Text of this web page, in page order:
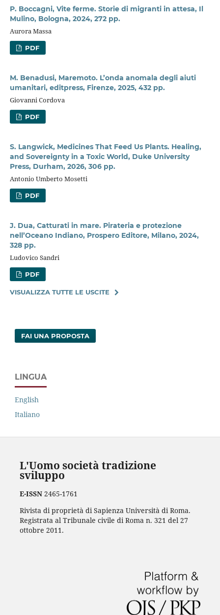
P. Boccagni, Vite ferme. Storie di migranti in attesa, Il
Mulino, Bologna, 2024, 272 pp.
Aurora Massa
PDF
M. Benadusi, Maremoto. L’onda anomala degli aiuti
umanitari, editpress, Firenze, 2025, 432 pp.
Giovanni Cordova
PDF
S. Langwick, Medicines That Feed Us Plants. Healing,
and Sovereignty in a Toxic World, Duke University
Press, Durham, 2026, 306 pp.
Antonio Umberto Mosetti
PDF
J. Dua, Catturati in mare. Pirateria e protezione
nell’Oceano Indiano, Prospero Editore, Milano, 2024,
328 pp.
Ludovico Sandri
PDF
VISUALIZZA TUTTE LE USCITE
FAI UNA PROPOSTA
LINGUA
English
Italiano
L'Uomo società tradizione
sviluppo
E-ISSN2465-1761
Rivista di proprietà di Sapienza Università di Roma.
Registrata al Tribunale civile di Roma n. 321 del 27
ottobre 2011.